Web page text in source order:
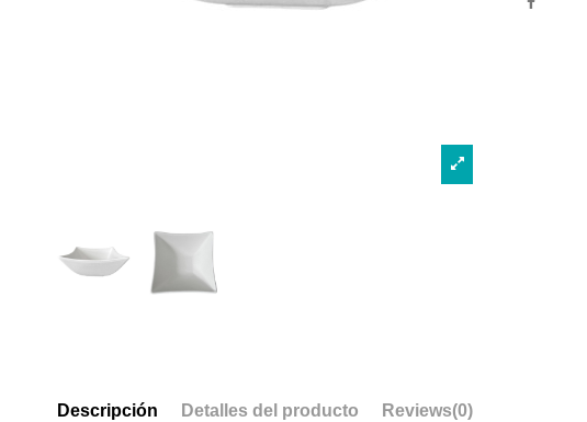
Descripción Detalles del producto Reviews(0)